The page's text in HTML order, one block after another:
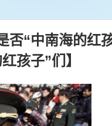
“中南海的红孩
孩子”们】